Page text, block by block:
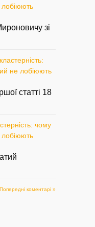
лобіюють
зі
не лобіюють
статті 18
чому
лобіюють
Попередні коментарі »